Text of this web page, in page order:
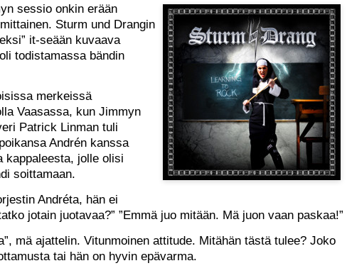
sessio onkin erään
Sturm und Drangin
it-seään kuvaava
todistamassa bändin
merkeissä
Vaasassa, kun Jimmyn
Patrick Linman tuli
Andrén kanssa
kappaleesta, jolle olisi
soittamaan.
Andréta, hän ei
jotain juotavaa?” ”Emmä juo mitään. Mä juon vaan paskaa!”
mä ajattelin. Vitunmoinen attitude. Mitähän tästä tulee? Joko
tai hän on hyvin epävarma.